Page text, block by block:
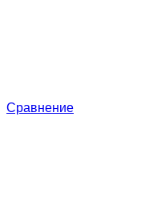
Сравнение